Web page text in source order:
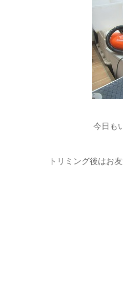
今日も
トリミング後はお